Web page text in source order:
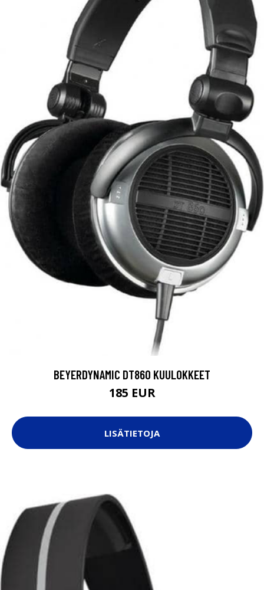
BEYERDYNAMIC DT860 KUULOKKEET
185 EUR
LISÄTIETOJA